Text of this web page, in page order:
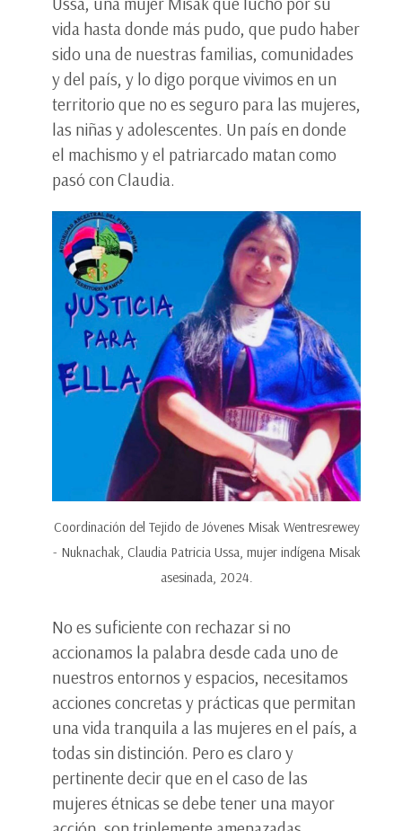
vida hasta donde más pudo, que pudo haber
sido una de nuestras familias, comunidades
y del país, y lo digo porque vivimos en un
territorio que no es seguro para las mujeres,
las niñas y adolescentes. Un país en donde
el machismo y el patriarcado matan como
pasó con Claudia.
Coordinación del Tejido de Jóvenes Misak Wentresrewey
- Nuknachak, Claudia Patricia Ussa, mujer indígena Misak
asesinada, 2024.
No es suficiente con rechazar si no
accionamos la palabra desde cada uno de
nuestros entornos y espacios, necesitamos
acciones concretas y prácticas que permitan
una vida tranquila a las mujeres en el país, a
todas sin distinción. Pero es claro y
pertinente decir que en el caso de las
mujeres étnicas se debe tener una mayor